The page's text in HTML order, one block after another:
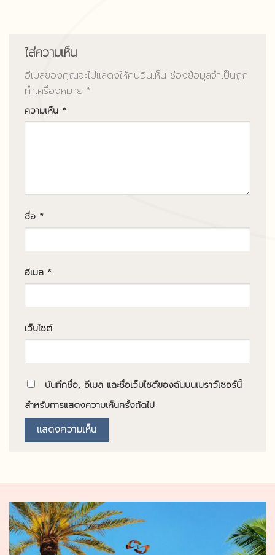
ใส่ความเห็น
อีเมลของคุณจะไม่แสดงให้คนอื่นเห็น ช่องข้อมูลจำเป็นถูก
ทำเครื่องหมาย *
ความเห็น *
ชื่อ *
อีเมล *
เว็บไซต์
บันทึกชื่อ, อีเมล และชื่อเว็บไซต์ของฉันบนเบราว์เซอร์นี้
สำหรับการแสดงความเห็นครั้งถัดไป